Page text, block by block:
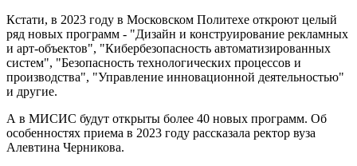
Кстати, в 2023 году в Московском Политехе откроют целый
ряд новых программ - "Дизайн и конструирование рекламных
и арт-объектов", "Кибербезопасность автоматизированных
систем", "Безопасность технологических процессов и
производства", "Управление инновационной деятельностью"
и другие.
А в МИСИС будут открыты более 40 новых программ. Об
особенностях приема в 2023 году рассказала ректор вуза
Алевтина Черникова.